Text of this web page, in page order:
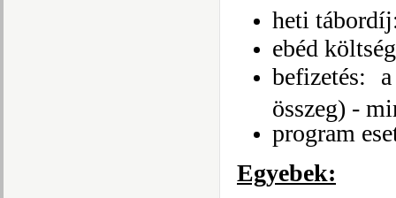
heti
ebéd
befizetés:
összeg) -
program
Egyebek: